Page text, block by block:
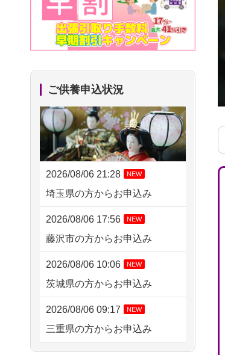
ご供養申込状況
2026/08/06 21:28 NEW
埼玉県の方からお申込み
2026/08/06 17:56 NEW
藤沢市の方からお申込み
2026/08/06 10:06 NEW
茨城県の方からお申込み
2026/08/06 09:17 NEW
三重県の方からお申込み